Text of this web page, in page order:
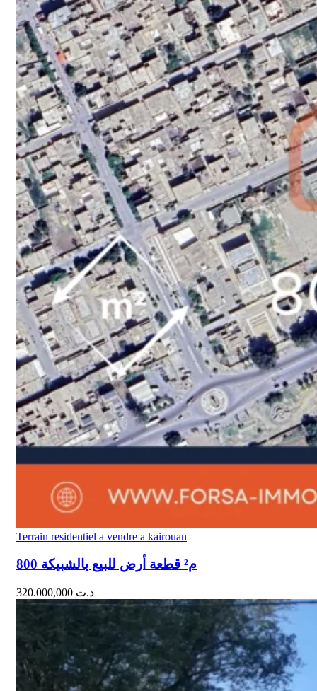
Terrain residentiel a vendre a kairouan
800 م² قطعة أرض للبيع بالشبيكة
د.ت